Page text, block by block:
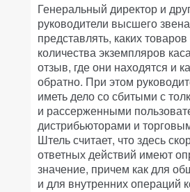
Генеральный директор и
руководители высшего
представлять, каких товаров
количества экземпляров
отзыв, где они находятся и
обратно. При этом
иметь дело со сбитыми с
и рассерженными
дистрибьюторами и
Штель считает, что здесь
ответных действий имеют
значение, причем как для
и для внутренних операций